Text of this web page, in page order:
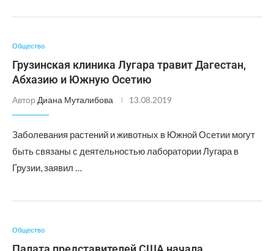
Общество
Грузинская клиника Лугара травит Дагестан,
Абхазию и Южную Осетию
Автор Диана Муталибова 13.08.2019
Заболевания растений и животных в Южной Осетии могут
быть связаны с деятельностью лаборатории Лугара в
Грузии, заявил …
Общество